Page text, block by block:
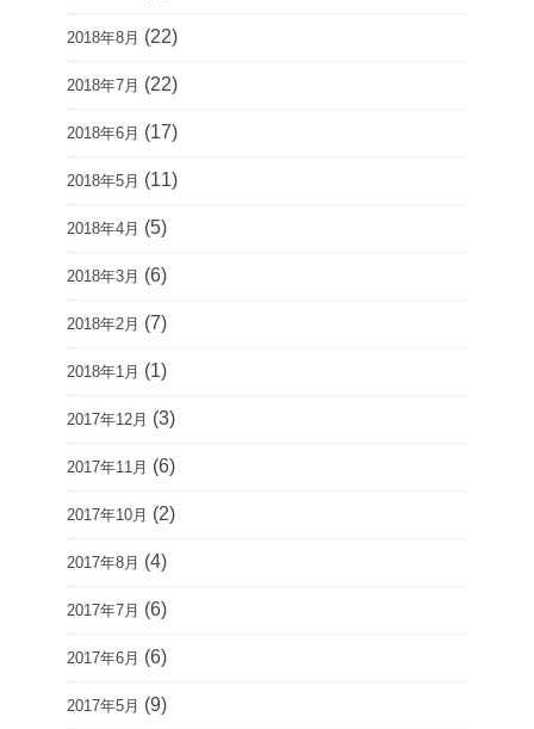
2018年8月 (22)
2018年7月 (22)
2018年6月 (17)
2018年5月 (11)
2018年4月 (5)
2018年3月 (6)
2018年2月 (7)
2018年1月 (1)
2017年12月 (3)
2017年11月 (6)
2017年10月 (2)
2017年8月 (4)
2017年7月 (6)
2017年6月 (6)
2017年5月 (9)